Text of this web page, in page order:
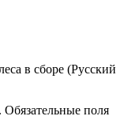
в сборе (Русский
Обязательные поля